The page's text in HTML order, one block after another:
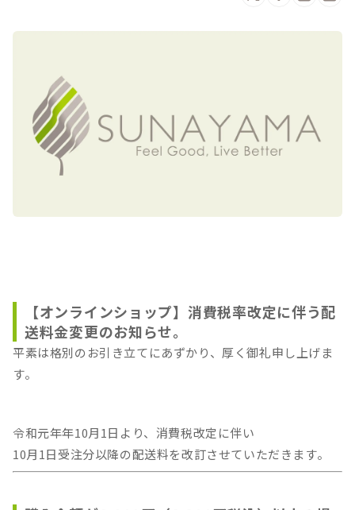
【オンラインショップ】消費税率改定に伴う配
送料金変更のお知らせ。
平素は格別のお引き立てにあずかり、厚く御礼申し上げま
す。
令和元年年10月1日より、消費税改定に伴い
10月1日受注分以降の配送料を改訂させていただきます。